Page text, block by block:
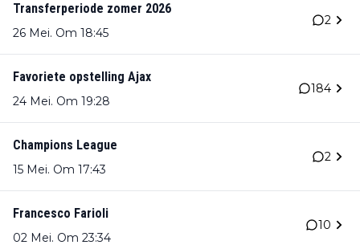
Transferperiode zomer 2026
26 Mei. Om 18:45
2
Favoriete opstelling Ajax
24 Mei. Om 19:28
184
Champions League
15 Mei. Om 17:43
2
Francesco Farioli
02 Mei. Om 23:34
10